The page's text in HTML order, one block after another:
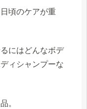
頃のケアが重
にはどんなボデ
ィシャンプーな
。